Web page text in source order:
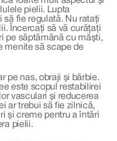
pielii. Lupta
să fie regulată. Nu ratați
Încercați să vă curățați
pe săptămână cu măști,
menite să scape de
pe nas, obraji și bărbie.
este scopul restabilirei
vasculari și reducerea
ar trebui să fie zilnică,
și creme pentru a întări
pielii.